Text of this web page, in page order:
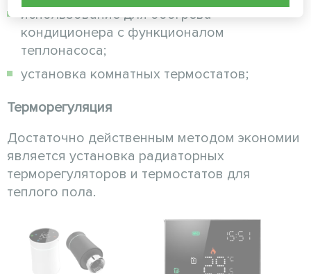
использование для обогрева
кондиционера с функционалом
теплонасоса;
установка комнатных термостатов;
Терморегуляция
Достаточно действенным методом экономии
является установка радиаторных
терморегуляторов и термостатов для
теплого пола.